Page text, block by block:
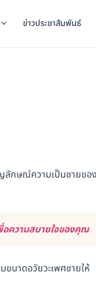
ข่าวประชาสัมพันธ์
ญลักษณ์ความเป็นชายขอ
ความสบายใจของคุณ
นาดอวัยวะเพศชายให้